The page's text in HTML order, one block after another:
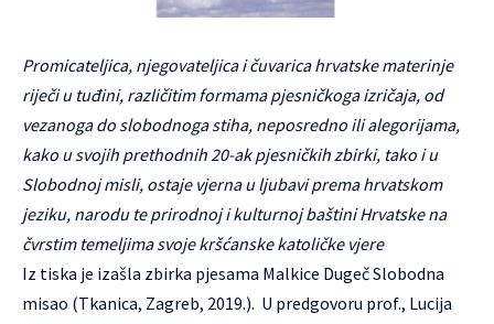
Promicateljica, njegovateljica i čuvarica hrvatske materinje
riječi u tuđini, različitim formama pjesničkoga izričaja, od
vezanoga do slobodnoga stiha, neposredno ili alegorijama,
kako u svojih prethodnih 20-ak pjesničkih zbirki, tako i u
Slobodnoj misli, ostaje vjerna u ljubavi prema hrvatskom
jeziku, narodu te prirodnoj i kulturnoj baštini Hrvatske na
čvrstim temeljima svoje kršćanske katoličke vjere
Iz tiska je izašla zbirka pjesama Malkice Dugeč Slobodna
misao (Tkanica, Zagreb, 2019.). U predgovoru prof., Lucija